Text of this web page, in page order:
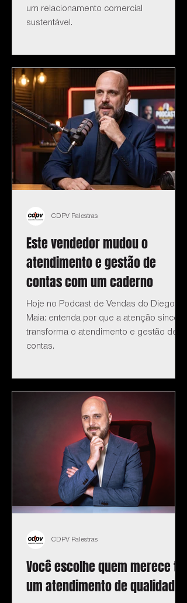
um relacionamento comercial
sustentável.
Este vendedor mudou o
atendimento e gestão de
contas com um caderno
Hoje no Podcast de Vendas do Diego
Maia: entenda por que a atenção sincera
transforma o atendimento e gestão de
contas.
CDPV Palestras
Você escolhe quem merece ter
um atendimento de qualidade?
CDPV Palestras